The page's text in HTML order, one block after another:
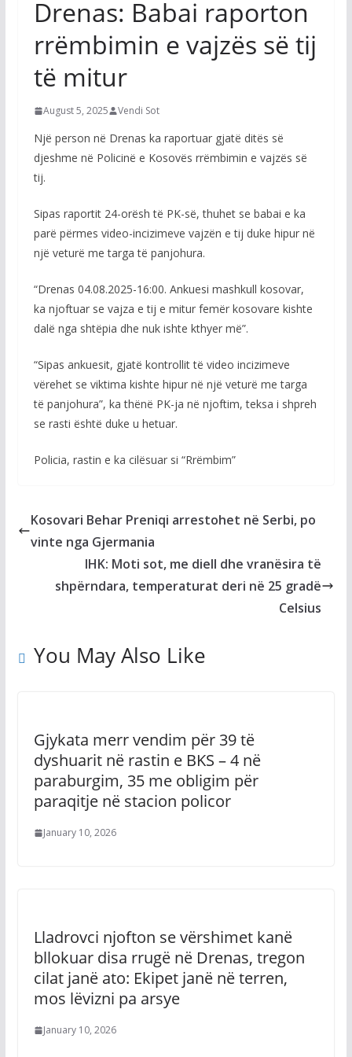
Drenas: Babai raporton
rrëmbimin e vajzës së tij
të mitur
August 5, 2025 Vendi Sot
Një person në Drenas ka raportuar gjatë ditës së
djeshme në Policinë e Kosovës rrëmbimin e vajzës së
tij.
Sipas raportit 24-orësh të PK-së, thuhet se babai e ka
parë përmes video-incizimeve vajzën e tij duke hipur në
një veturë me targa të panjohura.
“Drenas 04.08.2025-16:00. Ankuesi mashkull kosovar,
ka njoftuar se vajza e tij e mitur femër kosovare kishte
dalë nga shtëpia dhe nuk ishte kthyer më”.
“Sipas ankuesit, gjatë kontrollit të video incizimeve
vërehet se viktima kishte hipur në një veturë me targa
të panjohura”, ka thënë PK-ja në njoftim, teksa i shpreh
se rasti është duke u hetuar.
Policia, rastin e ka cilësuar si “Rrëmbim”
Kosovari Behar Preniqi arrestohet në Serbi, po
vinte nga Gjermania
IHK: Moti sot, me diell dhe vranësira të
shpërndara, temperaturat deri në 25 gradë
Celsius
You May Also Like
Gjykata merr vendim për 39 të
dyshuarit në rastin e BKS – 4 në
paraburgim, 35 me obligim për
paraqitje në stacion policor
January 10, 2026
Lladrovci njofton se vërshimet kanë
bllokuar disa rrugë në Drenas, tregon
cilat janë ato: Ekipet janë në terren,
mos lëvizni pa arsye
January 10, 2026